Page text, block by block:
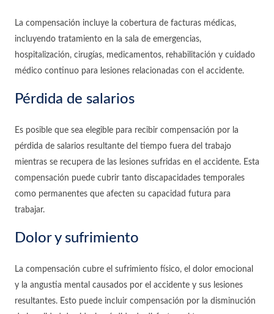
La compensación incluye la cobertura de facturas médicas,
incluyendo tratamiento en la sala de emergencias,
hospitalización, cirugías, medicamentos, rehabilitación y cuidado
médico continuo para lesiones relacionadas con el accidente.
Pérdida de salarios
Es posible que sea elegible para recibir compensación por la
pérdida de salarios resultante del tiempo fuera del trabajo
mientras se recupera de las lesiones sufridas en el accidente. Esta
compensación puede cubrir tanto discapacidades temporales
como permanentes que afecten su capacidad futura para
trabajar.
Dolor y sufrimiento
La compensación cubre el sufrimiento físico, el dolor emocional
y la angustia mental causados por el accidente y sus lesiones
resultantes. Esto puede incluir compensación por la disminución